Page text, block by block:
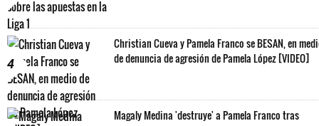
4
Christian Cueva y Pamela Franco se BESAN, en
de denuncia de agresión de Pamela López [VIDEO]
Magaly Medina 'destruye' a Pamela Franco tras